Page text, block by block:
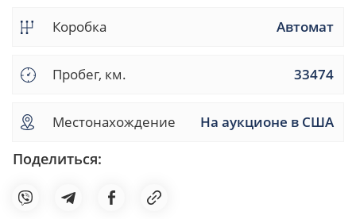
Коробка Автомат
Пробег, км. 33474
Местонахождение На аукционе в США
Поделиться: